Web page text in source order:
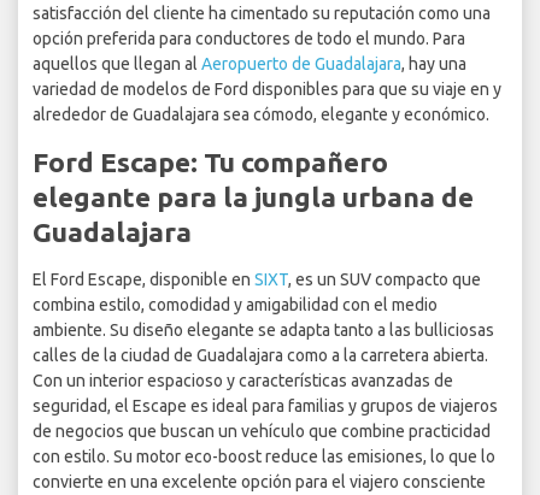
satisfacción del cliente ha cimentado su reputación como una
opción preferida para conductores de todo el mundo. Para
aquellos que llegan al Aeropuerto de Guadalajara, hay una
variedad de modelos de Ford disponibles para que su viaje en y
alrededor de Guadalajara sea cómodo, elegante y económico.
Ford Escape: Tu compañero
elegante para la jungla urbana de
Guadalajara
El Ford Escape, disponible en SIXT, es un SUV compacto que
combina estilo, comodidad y amigabilidad con el medio
ambiente. Su diseño elegante se adapta tanto a las bulliciosas
calles de la ciudad de Guadalajara como a la carretera abierta.
Con un interior espacioso y características avanzadas de
seguridad, el Escape es ideal para familias y grupos de viajeros
de negocios que buscan un vehículo que combine practicidad
con estilo. Su motor eco-boost reduce las emisiones, lo que lo
convierte en una excelente opción para el viajero consciente